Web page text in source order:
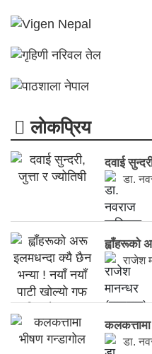
लाेकप्रिय
दवाई
डा.
ह्वाँहरूकाे
राजेश
डा.